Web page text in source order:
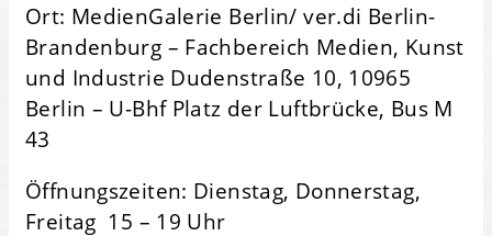
Ort: MedienGalerie Berlin/ ver.di Berlin-
Brandenburg – Fachbereich Medien, Kunst
und Industrie Dudenstraße 10, 10965
Berlin – U-Bhf Platz der Luftbrücke, Bus M
43
Öffnungszeiten: Dienstag, Donnerstag,
Freitag 15 – 19 Uhr